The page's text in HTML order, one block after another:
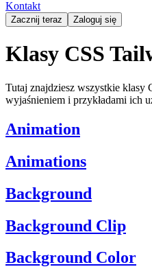
Kontakt
Zacznij teraz Zaloguj się
Klasy CSS
Tutaj znajdziesz wszystkie klasy
wyjaśnieniem i przykładami ich
Animation
Animations
Background
Background Clip
Background Color